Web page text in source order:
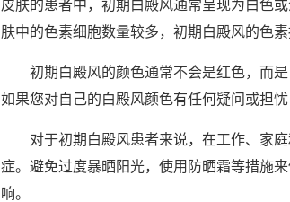
皮肤的患者中，初期白殿风通常呈现为白色
肤中的色素细胞数量较多，初期白殿风的色素
初期白殿风的颜色通常不会是红色，而是
如果您对自己的白殿风颜色有任何疑问或担
对于初期白殿风患者来说，在工作、家庭
症。避免过度暴晒阳光，使用防晒霜等措施
响。